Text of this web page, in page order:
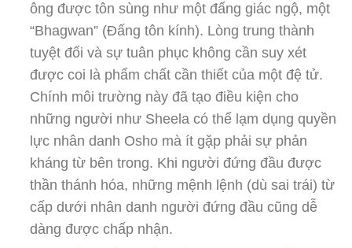
ông được tôn sùng như một đấng giác ngộ, một
“Bhagwan” (Đấng tôn kính). Lòng trung thành
tuyệt đối và sự tuân phục không cần suy xét
được coi là phẩm chất cần thiết của một đệ tử.
Chính môi trường này đã tạo điều kiện cho
những người như Sheela có thể lạm dụng quyền
lực nhân danh Osho mà ít gặp phải sự phản
kháng từ bên trong. Khi người đứng đầu được
thần thánh hóa, những mệnh lệnh (dù sai trái) từ
cấp dưới nhân danh người đứng đầu cũng dễ
dàng được chấp nhận.